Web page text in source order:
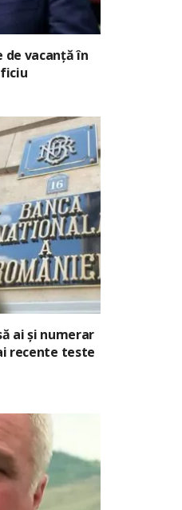
de vacanță în
ai și numerar
recente teste